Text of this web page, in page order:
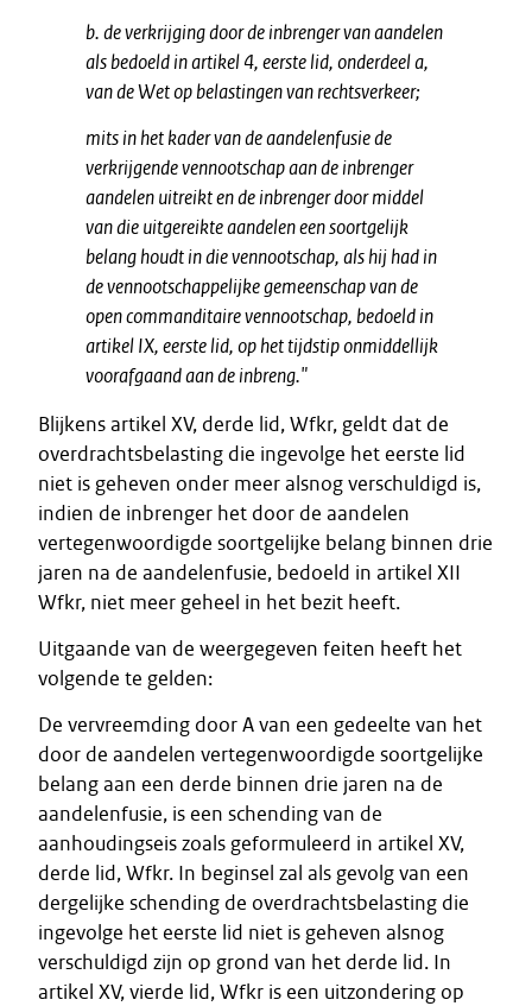
b. de verkrijging door de inbrenger van aandelen
als bedoeld in artikel 4, eerste lid, onderdeel a,
van de Wet op belastingen van rechtsverkeer;
mits in het kader van de aandelenfusie de
verkrijgende vennootschap aan de inbrenger
aandelen uitreikt en de inbrenger door middel
van die uitgereikte aandelen een soortgelijk
belang houdt in die vennootschap, als hij had in
de vennootschappelijke gemeenschap van de
open commanditaire vennootschap, bedoeld in
artikel IX, eerste lid, op het tijdstip onmiddellijk
voorafgaand aan de inbreng."
Blijkens artikel XV, derde lid, Wfkr, geldt dat de
overdrachtsbelasting die ingevolge het eerste lid
niet is geheven onder meer alsnog verschuldigd is,
indien de inbrenger het door de aandelen
vertegenwoordigde soortgelijke belang binnen drie
jaren na de aandelenfusie, bedoeld in artikel XII
Wfkr, niet meer geheel in het bezit heeft.
Uitgaande van de weergegeven feiten heeft het
volgende te gelden:
De vervreemding door A van een gedeelte van het
door de aandelen vertegenwoordigde soortgelijke
belang aan een derde binnen drie jaren na de
aandelenfusie, is een schending van de
aanhoudingseis zoals geformuleerd in artikel XV,
derde lid, Wfkr. In beginsel zal als gevolg van een
dergelijke schending de overdrachtsbelasting die
ingevolge het eerste lid niet is geheven alsnog
verschuldigd zijn op grond van het derde lid. In
artikel XV, vierde lid, Wfkr is een uitzondering op